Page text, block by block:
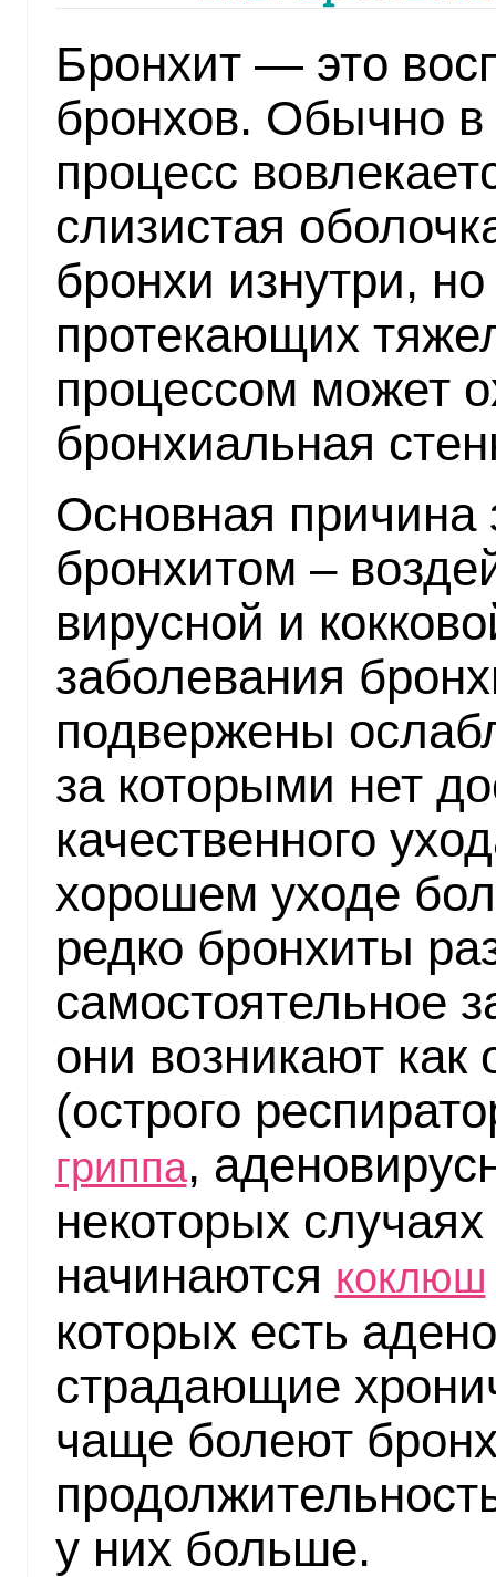
Бронхит — это
бронхов. Обычно
процесс
слизистая
бронхи изнутри,
протекающих
процессом может
бронхиальная
Основная причина
бронхитом –
вирусной и
заболевания
подвержены
за которыми нет
качественного
хорошем уходе
редко бронхиты
самостоятельное
они возникают
(острого
гриппа,
некоторых
начинаются коклюш
которых есть
страдающие
чаще болеют
у них больше.